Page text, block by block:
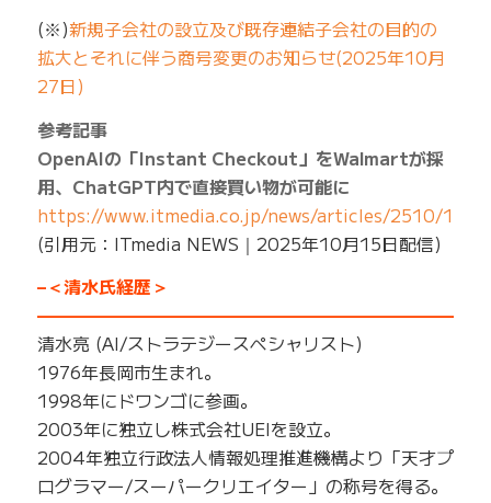
(※)新規⼦会社の設⽴及び既存連結⼦会社の⽬的の
拡⼤とそれに伴う商号変更のお知らせ(2025年10月
27日)
参考記事
OpenAIの「Instant Checkout」をWalmartが採
用、ChatGPT内で直接買い物が可能に
https://www.itmedia.co.jp/news/articles/2510/15/
(引用元：ITmedia NEWS｜2025年10月15日配信)
–＜清水氏経歴＞
清水亮 (AI/ストラテジースペシャリスト)
1976年長岡市生まれ。
1998年にドワンゴに参画。
2003年に独立し株式会社UEIを設立。
2004年独立行政法人情報処理推進機構より「天才プ
ログラマー/スーパークリエイター」の称号を得る。